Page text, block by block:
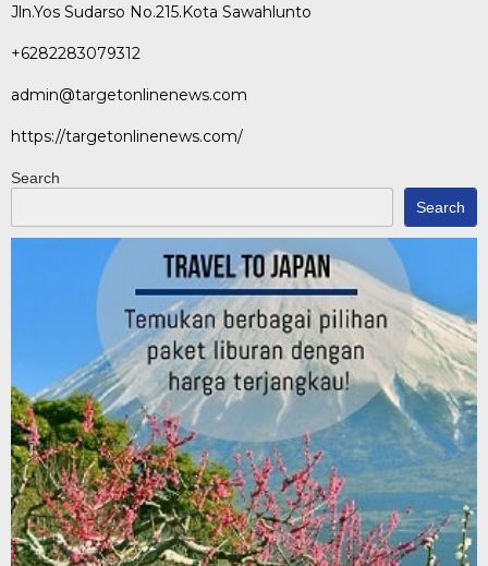
Jln.Yos Sudarso No.215.Kota Sawahlunto
+6282283079312
admin@targetonlinenews.com
https://targetonlinenews.com/
Search
Search